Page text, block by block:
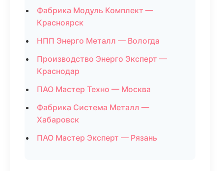
Фабрика Модуль Комплект —
Красноярск
НПП Энерго Металл — Вологда
Производство Энерго Эксперт —
Краснодар
ПАО Мастер Техно — Москва
Фабрика Система Металл —
Хабаровск
ПАО Мастер Эксперт — Рязань